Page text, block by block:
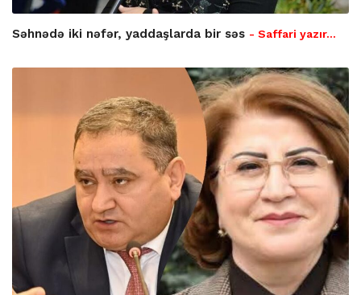
Səhnədə iki nəfər, yaddaşlarda bir səs - Saffari yazır…